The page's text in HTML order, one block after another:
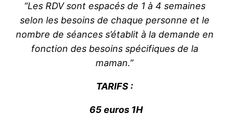
“Les RDV sont espacés de 1 à 4 semaines
selon les besoins de chaque personne et le
nombre de séances s’établit à la demande en
fonction des besoins spécifiques de la
maman.”
TARIFS :
65 euros1H